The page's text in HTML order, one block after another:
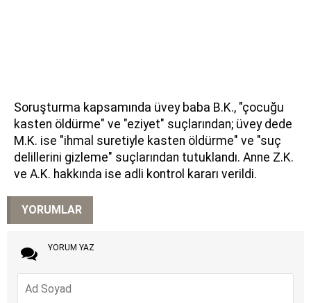
Soruşturma kapsamında üvey baba B.K., "çocuğu
kasten öldürme" ve "eziyet" suçlarından; üvey dede
M.K. ise "ihmal suretiyle kasten öldürme" ve "suç
delillerini gizleme" suçlarından tutuklandı. Anne Z.K.
ve A.K. hakkında ise adli kontrol kararı verildi.
YORUMLAR
YORUM YAZ